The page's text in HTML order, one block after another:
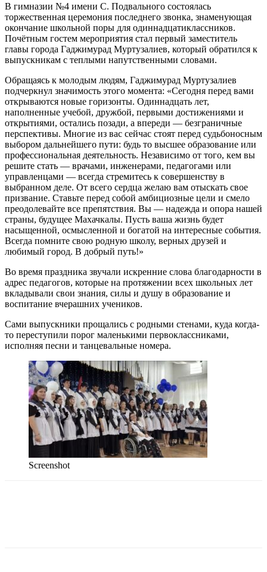
В гимназии №4 имени С. Подвального состоялась
торжественная церемония последнего звонка, знаменующая
окончание школьной поры для одиннадцатиклассников.
Почётным гостем мероприятия стал первый заместитель
главы города Гаджимурад Муртузалиев, который обратился к
выпускникам с теплыми напутственными словами.
Обращаясь к молодым людям, Гаджимурад Муртузалиев
подчеркнул значимость этого момента: «Сегодня перед вами
открываются новые горизонты. Одиннадцать лет,
наполненные учебой, дружбой, первыми достижениями и
открытиями, остались позади, а впереди — безграничные
перспективы. Многие из вас сейчас стоят перед судьбоносным
выбором дальнейшего пути: будь то высшее образование или
профессиональная деятельность. Независимо от того, кем вы
решите стать — врачами, инженерами, педагогами или
управленцами — всегда стремитесь к совершенству в
выбранном деле. От всего сердца желаю вам отыскать свое
призвание. Ставьте перед собой амбициозные цели и смело
преодолевайте все препятствия. Вы — надежда и опора нашей
страны, будущее Махачкалы. Пусть ваша жизнь будет
насыщенной, осмысленной и богатой на интересные события.
Всегда помните свою родную школу, верных друзей и
любимый город. В добрый путь!»
Во время праздника звучали искренние слова благодарности в
адрес педагогов, которые на протяжении всех школьных лет
вкладывали свои знания, силы и душу в образование и
воспитание вчерашних учеников.
Сами выпускники прощались с родными стенами, куда когда-
то переступили порог маленькими первоклассниками,
исполняя песни и танцевальные номера.
Screenshot